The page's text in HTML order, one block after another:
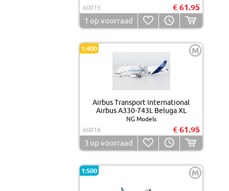
60015 € 61.95
1 op voorraad
1:400 M
Airbus Transport International
Airbus A330-743L Beluga XL
NG Models
60016
€ 61.95
3 op voorraad
1:500 M